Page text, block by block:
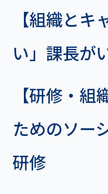
【組織と
い」課長が
【研修・
ためのソー
研修